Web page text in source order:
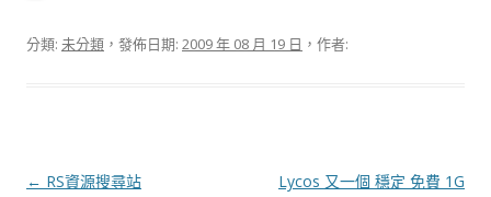
分類: 未分類 ，發佈日期: 2009 年 08 月 19 日 ，作者:
文
← RS資源搜尋站
Lycos 又一個 穩定 免費 1G